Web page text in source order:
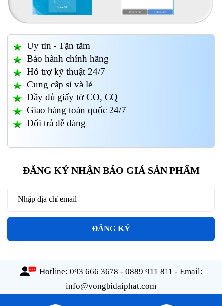
Uy tín - Tận tâm
Bảo hành chính hãng
Hỗ trợ kỹ thuật 24/7
Cung cấp sỉ và lẻ
Đầy đủ giấy tờ CO, CQ
Giao hàng toàn quốc 24/7
Đổi trả dễ dàng
ĐĂNG KÝ NHẬN BÁO GIÁ SẢN PHẨM
ĐĂNG KÝ
Hotline: 093 666 3678 - 0889 911 811 - Email:
info@vongbidaiphat.com